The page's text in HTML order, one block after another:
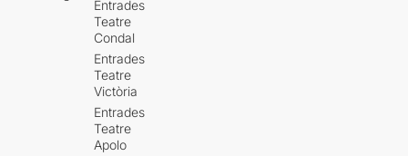
Entrades
Teatre
Condal
Entrades
Teatre
Victòria
Entrades
Teatre
Apolo